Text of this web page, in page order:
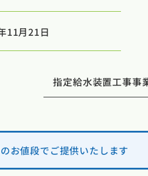
11月21日
指定給水装置工事事
お値段でご提供いたします